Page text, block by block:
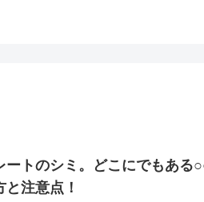
ートのシミ。どこにでもある
と注意点！